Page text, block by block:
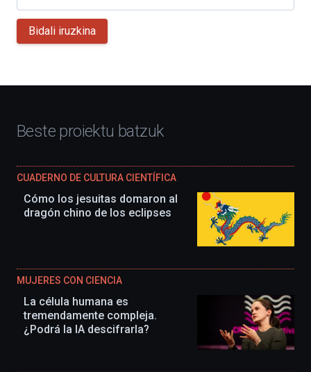
Bidali iruzkina
Beste proiektu batzuk
CUADERNO DE CULTURA CIENTÍFICA
Cómo los jesuitas domaron al
dragón chino de los eclipses
MUJERES CON CIENCIA
La célula humana es
tremendamente compleja.
¿Podrá la IA descifrarla?